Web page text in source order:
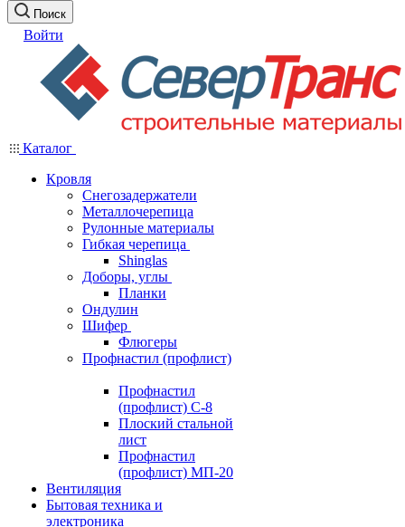
Поиск
Войти
Каталог
Кровля
Снегозадержатели
Металлочерепица
Рулонные материалы
Гибкая черепица
Shinglas
Доборы, углы
Планки
Ондулин
Шифер
Флюгеры
Профнастил (профлист)
Профнастил
(профлист) С-8
Плоский стальной
лист
Профнастил
(профлист) МП-20
Вентиляция
Бытовая техника и
электроника